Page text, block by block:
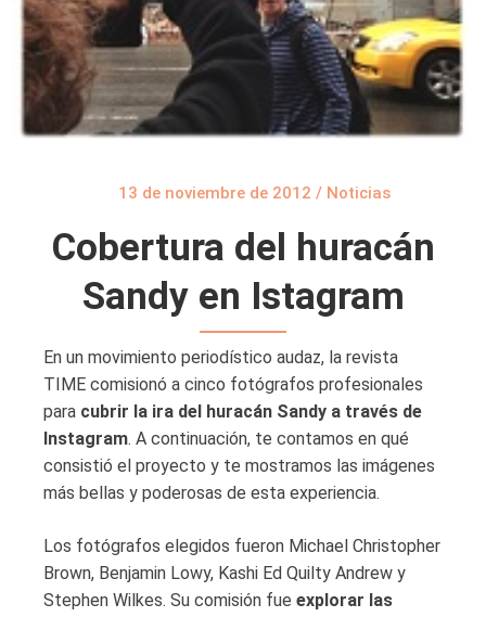
13 de noviembre de 2012 / Noticias
Cobertura del huracán
Sandy en Istagram
En un movimiento periodístico audaz, la revista
TIME comisionó a cinco fotógrafos profesionales
para cubrir la ira del huracán Sandy a través de
Instagram. A continuación, te contamos en qué
consistió el proyecto y te mostramos las imágenes
más bellas y poderosas de esta experiencia.
Los fotógrafos elegidos fueron Michael Christopher
Brown, Benjamin Lowy, Kashi Ed Quilty Andrew y
Stephen Wilkes. Su comisión fue explorar las